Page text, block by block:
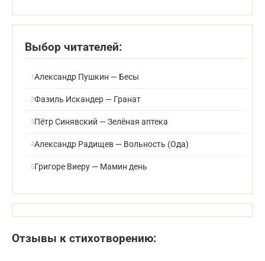
Выбор читателей:
Александр Пушкин — Бесы
Фазиль Искандер — Гранат
Пётр Синявский — Зелёная аптека
Александр Радищев — Вольность (Ода)
Григоре Виеру — Мамин день
Отзывы к стихотворению: